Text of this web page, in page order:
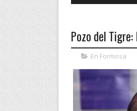
Pozo del
En Formosa